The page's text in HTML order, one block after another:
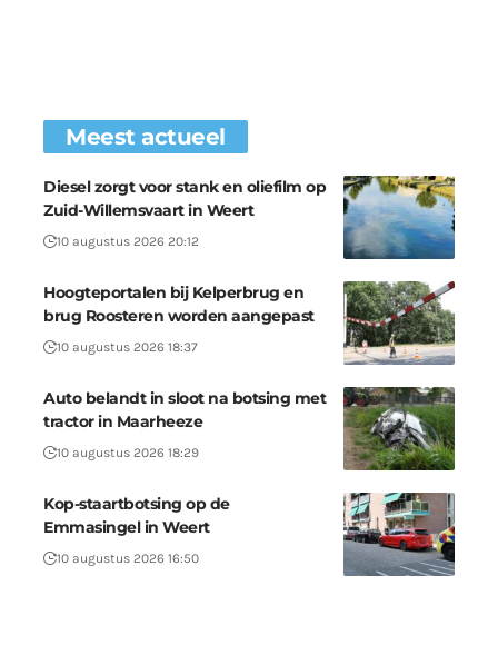
Meest actueel
Diesel zorgt voor stank en oliefilm op
Zuid-Willemsvaart in Weert
10 augustus 2026 20:12
Hoogteportalen bij Kelperbrug en
brug Roosteren worden aangepast
10 augustus 2026 18:37
Auto belandt in sloot na botsing met
tractor in Maarheeze
10 augustus 2026 18:29
Kop-staartbotsing op de
Emmasingel in Weert
10 augustus 2026 16:50